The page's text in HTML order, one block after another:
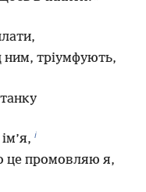
ним, тріумфують,
і
це промовляю я,